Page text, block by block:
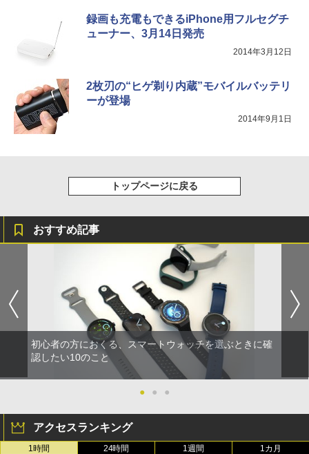
録画も充電もできるiPhone用フルセグチ
ューナー、3月14日発売
2014年3月12日
2枚刃の“ヒゲ剃り内蔵”モバイルバッテリ
ーが登場
2014年9月1日
トップページに戻る
おすすめ記事
初心者の方におくる、スマートウォッチを選ぶときに確
認したい10のこと
● ● ●
アクセスランキング
1時間 24時間 1週間 1カ月